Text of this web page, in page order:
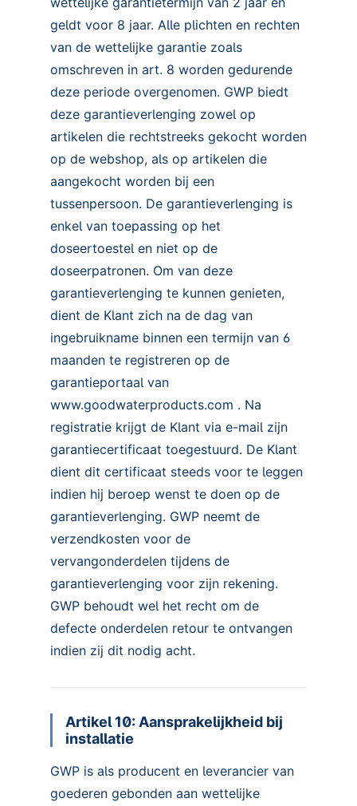
geldt voor 8 jaar. Alle plichten en rechten
van de wettelijke garantie zoals
omschreven in art. 8 worden gedurende
deze periode overgenomen. GWP biedt
deze garantieverlenging zowel op
artikelen die rechtstreeks gekocht worden
op de webshop, als op artikelen die
aangekocht worden bij een
tussenpersoon. De garantieverlenging is
enkel van toepassing op het
doseertoestel en niet op de
doseerpatronen. Om van deze
garantieverlenging te kunnen genieten,
dient de Klant zich na de dag van
ingebruikname binnen een termijn van 6
maanden te registreren op de
garantieportaal van
www.goodwaterproducts.com . Na
registratie krijgt de Klant via e-mail zijn
garantiecertificaat toegestuurd. De Klant
dient dit certificaat steeds voor te leggen
indien hij beroep wenst te doen op de
garantieverlenging. GWP neemt de
verzendkosten voor de
vervangonderdelen tijdens de
garantieverlenging voor zijn rekening.
GWP behoudt wel het recht om de
defecte onderdelen retour te ontvangen
indien zij dit nodig acht.
Artikel 10: Aansprakelijkheid bij
installatie
GWP is als producent en leverancier van
goederen gebonden aan wettelijke